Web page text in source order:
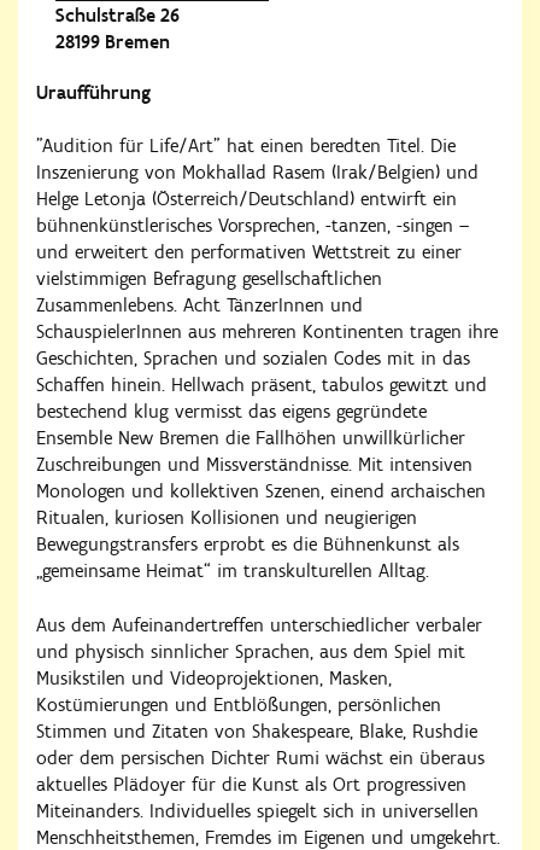
Schulstraße 26
28199 Bremen
Uraufführung
"Audition für Life/Art" hat einen beredten Titel. Die
Inszenierung von Mokhallad Rasem (Irak/Belgien) und
Helge Letonja (Österreich/Deutschland) entwirft ein
bühnenkünstlerisches Vorsprechen, -tanzen, -singen –
und erweitert den performativen Wettstreit zu einer
vielstimmigen Befragung gesellschaftlichen
Zusammenlebens. Acht TänzerInnen und
SchauspielerInnen aus mehreren Kontinenten tragen ihre
Geschichten, Sprachen und sozialen Codes mit in das
Schaffen hinein. Hellwach präsent, tabulos gewitzt und
bestechend klug vermisst das eigens gegründete
Ensemble New Bremen die Fallhöhen unwillkürlicher
Zuschreibungen und Missverständnisse. Mit intensiven
Monologen und kollektiven Szenen, einend archaischen
Ritualen, kuriosen Kollisionen und neugierigen
Bewegungstransfers erprobt es die Bühnenkunst als
„gemeinsame Heimat“ im transkulturellen Alltag.
Aus dem Aufeinandertreffen unterschiedlicher verbaler
und physisch sinnlicher Sprachen, aus dem Spiel mit
Musikstilen und Videoprojektionen, Masken,
Kostümierungen und Entblößungen, persönlichen
Stimmen und Zitaten von Shakespeare, Blake, Rushdie
oder dem persischen Dichter Rumi wächst ein überaus
aktuelles Plädoyer für die Kunst als Ort progressiven
Miteinanders. Individuelles spiegelt sich in universellen
Menschheitsthemen, Fremdes im Eigenen und umgekehrt.